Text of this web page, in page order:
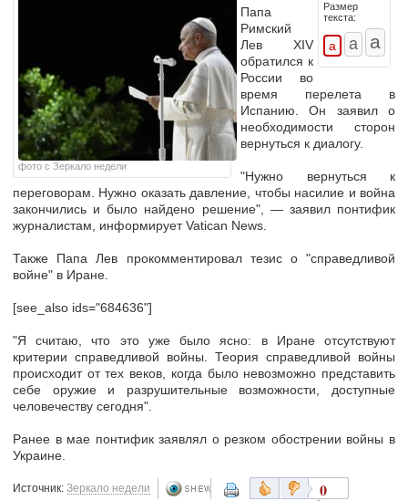
фото с Зеркало недели
Размер
текста:
Папа
Римский
Лев XIV
обратился к
России во
время перелета в
Испанию. Он заявил о
необходимости сторон
вернуться к диалогу.
"Нужно вернуться к
переговорам. Нужно оказать давление, чтобы насилие и война
закончились и было найдено решение", — заявил понтифик
журналистам, информирует Vatican News.
Также Папа Лев прокомментировал тезис о "справедливой
войне" в Иране.
[see_also ids="684636"]
"Я считаю, что это уже было ясно: в Иране отсутствуют
критерии справедливой войны. Теория справедливой войны
происходит от тех веков, когда было невозможно представить
себе оружие и разрушительные возможности, доступные
человечеству сегодня".
Ранее в мае понтифик заявлял о резком обострении войны в
Украине.
Источник: Зеркало недели 0